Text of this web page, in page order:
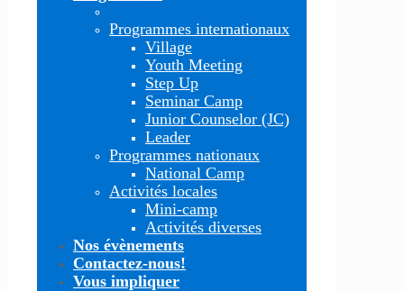
Programmes internationaux
Village
Youth Meeting
Step Up
Seminar Camp
Junior Counselor (JC)
Leader
Programmes nationaux
National Camp
Activités locales
Mini-camp
Activités diverses
Nos évènements
Contactez-nous!
Vous impliquer